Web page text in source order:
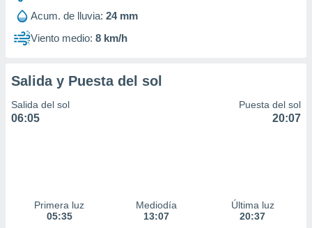
Acum. de lluvia: 24 mm
Viento medio: 8 km/h
Salida y Puesta del sol
Salida del sol
06:05
Puesta del sol
20:07
Primera luz
05:35
Mediodía
13:07
Última luz
20:37